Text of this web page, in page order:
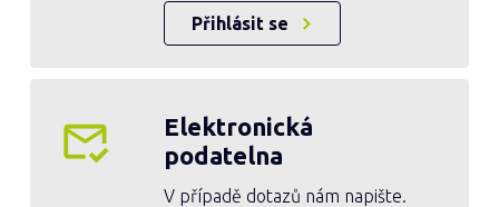
Přihlásit se
Elektronická
podatelna
V případě dotazů nám napište.